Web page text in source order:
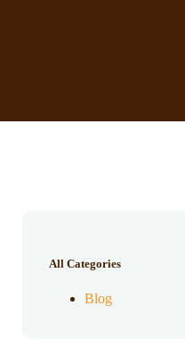
All Categories
Blog